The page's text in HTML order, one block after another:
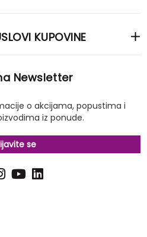
KUPOVINE
Newsletter
o akcijama, popustima i
iz ponude.
se